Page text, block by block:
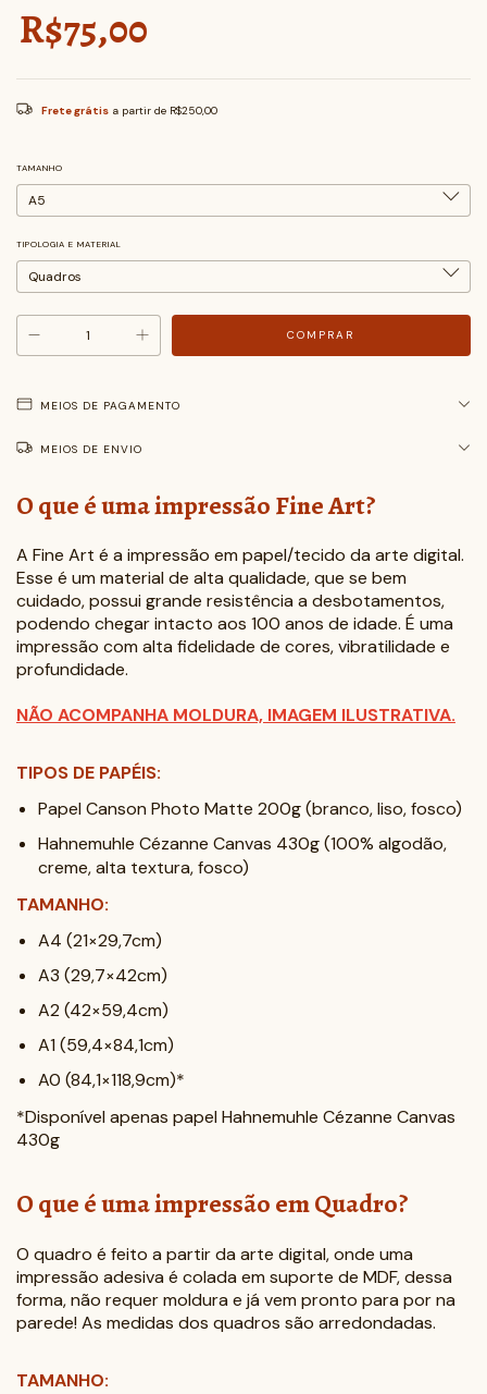
R$75,00
Frete grátis a partir de R$250,00
TAMANHO
TIPOLOGIA E MATERIAL
MEIOS DE PAGAMENTO
MEIOS DE ENVIO
O que é uma impressão Fine Art?
A Fine Art é a impressão em papel/tecido da arte digital.
Esse é um material de alta qualidade, que se bem
cuidado, possui grande resistência a desbotamentos,
podendo chegar intacto aos 100 anos de idade. É uma
impressão com alta fidelidade de cores, vibratilidade e
profundidade.
NÃO ACOMPANHA MOLDURA, IMAGEM ILUSTRATIVA.
TIPOS DE PAPÉIS:
Papel Canson Photo Matte 200g (branco, liso, fosco)
Hahnemuhle Cézanne Canvas 430g (100% algodão,
creme, alta textura, fosco)
TAMANHO:
A4 (21×29,7cm)
A3 (29,7×42cm)
A2 (42×59,4cm)
A1 (59,4×84,1cm)
A0 (84,1×118,9cm)*
*Disponível apenas papel Hahnemuhle Cézanne Canvas
430g
O que é uma impressão em Quadro?
O quadro é feito a partir da arte digital, onde uma
impressão adesiva é colada em suporte de MDF, dessa
forma, não requer moldura e já vem pronto para por na
parede! As medidas dos quadros são arredondadas.
TAMANHO: